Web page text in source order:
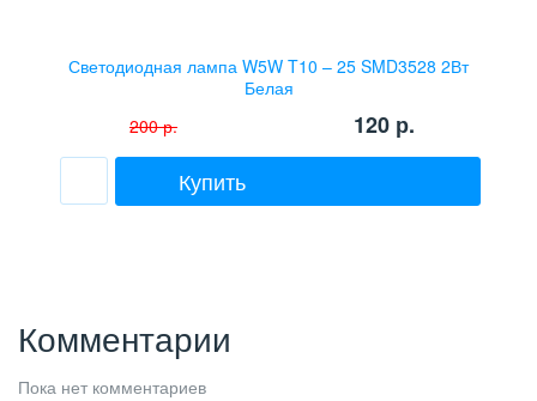
Светодиодная лампа W5W T10 – 25 SMD3528 2Вт
Белая
200р. 120р.
Купить
Комментарии
Пока нет комментариев